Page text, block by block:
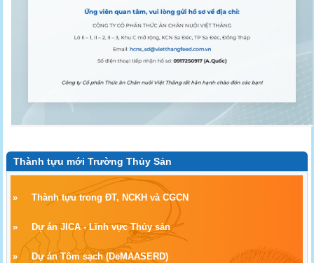
Thành tựu mới Trường Thủy Sản
» Thành tựu trong ĐT, NCKH và CGCN
» Dự án JICA - Lĩnh vực Thủy sản
» Dự án Tôm sạch(DeMAASERD)